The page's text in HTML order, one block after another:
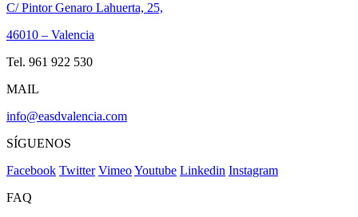
C/ Pintor Genaro Lahuerta, 25,
46010 – Valencia
Tel. 961 922 530
MAIL
info@easdvalencia.com
SÍGUENOS
Facebook Twitter VimeoYoutube Linkedin Instagram
FAQ